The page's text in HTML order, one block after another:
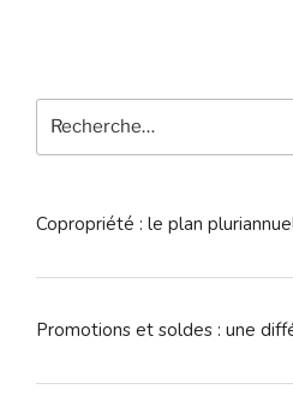
pour
Copropriété : le plan
Promotions et soldes : une